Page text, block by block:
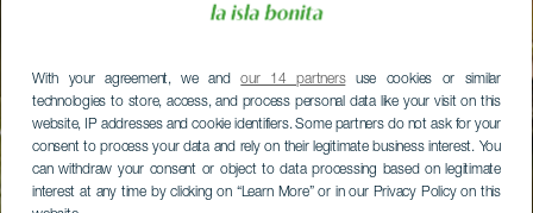
With your agreement, we andour 14 partnersuse cookies or similar
technologies to store, access, and process personal data like your visit on this
website, IP addresses and cookie identifiers. Some partners do not ask for your
consent to process your data and rely on their legitimate business interest. You
can withdraw your consent or object to data processing based on legitimate
interest at any time by clicking on “Learn More” or in our Privacy Policy on this